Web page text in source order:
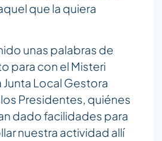
que la quiera
unas palabras de
para con el Misteri
Junta Local Gestora
Presidentes, quiénes
dado facilidades para
nuestra actividad allí